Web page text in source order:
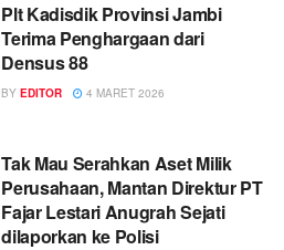
Plt Kadisdik Provinsi Jambi
Terima Penghargaan dari
Densus 88
BY EDITOR 4 MARET 2026
Tak Mau Serahkan Aset Milik
Perusahaan, Mantan Direktur PT
Fajar Lestari Anugrah Sejati
dilaporkan ke Polisi